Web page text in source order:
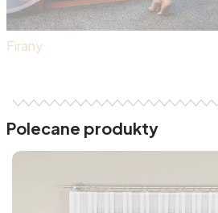
Firany
Polecane produkty